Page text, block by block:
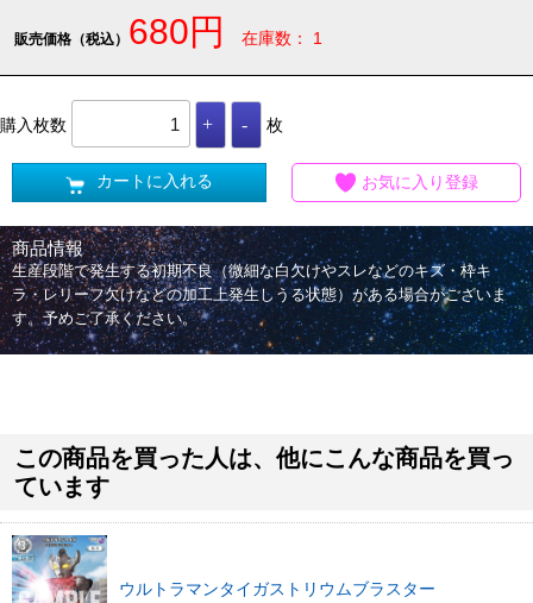
販売価格（税込） 680円 在庫数： 1
購入枚数 枚
カートに入れる お気に入り登録
商品情報
生産段階で発生する初期不良（微細な白欠けやスレなどのキズ・枠キ
ラ・レリーフ欠けなどの加工上発生しうる状態）がある場合がございま
す。予めご了承ください。
この商品を買った人は、他にこんな商品を買っ
ています
ウルトラマンタイガストリウムブラスター